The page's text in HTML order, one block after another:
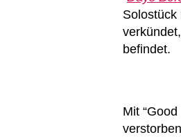
Solostück
befindet.
Mit